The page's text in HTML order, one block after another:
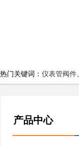
热门关键词： 仪表管阀件
产品中心